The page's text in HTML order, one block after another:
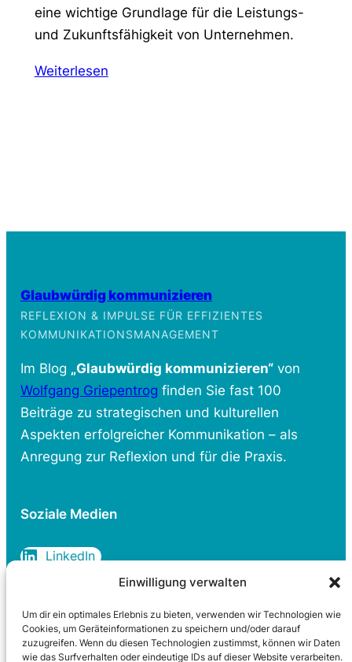
Einwilligung verwalten
Um dir ein optimales Erlebnis zu bieten, verwenden wir Technologien wie
Cookies, um Geräteinformationen zu speichern und/oder darauf
zuzugreifen. Wenn du diesen Technologien zustimmst, können wir Daten
wie das Surfverhalten oder eindeutige IDs auf dieser Website verarbeiten.
eine wichtige Grundlage für die Leistungs-
und Zukunftsfähigkeit von Unternehmen.
Weiterlesen
Glaubwürdig kommunizieren
REFLEXION & IMPULSE FÜR EFFIZIENTES
KOMMUNIKATIONSMANAGEMENT
Im Blog „Glaubwürdig kommunizieren“von
Wolfgang Griepentrog finden Sie fast 100
Beiträge zu strategischen und kulturellen
Aspekten erfolgreicher Kommunikation – als
Anregung zur Reflexion und für die Praxis.
Soziale Medien
LinkedIn
Rechtliches